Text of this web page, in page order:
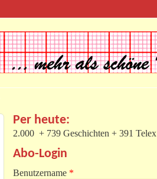
Per heute:
2.000 + 739 Geschichten + 391 Telex
Abo-Login
Benutzername *